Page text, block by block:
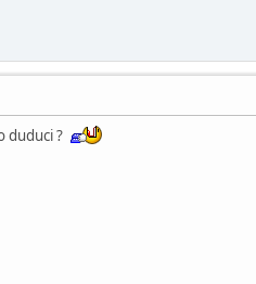
duduci ?